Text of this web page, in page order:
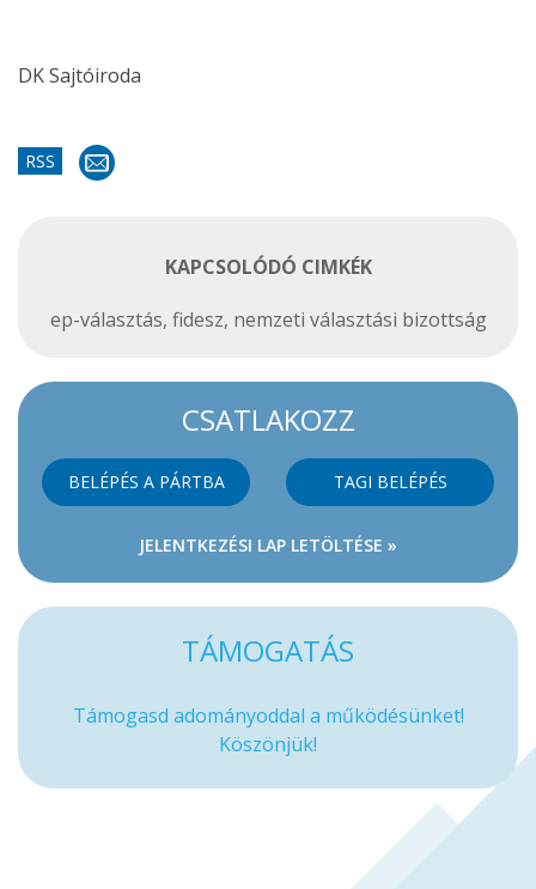
DK Sajtóiroda
RSS
KAPCSOLÓDÓ CIMKÉK
ep-választás, fidesz, nemzeti választási bizottság
CSATLAKOZZ
BELÉPÉS A PÁRTBA TAGI BELÉPÉS
JELENTKEZÉSI LAP LETÖLTÉSE »
TÁMOGATÁS
Támogasd adományoddal a működésünket!
Köszönjük!